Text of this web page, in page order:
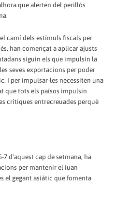
que alerten del perillós
camí dels estímuls fiscals per
han començat a aplicar ajusts
siguin els que impulsin la
seves exportacions per poder
I per impulsar-les necessiten una
que tots els països impulsin
crítiques entrecreuades perquè
7 d'aquest cap de setmana, ha
per mantenir el iuan
el gegant asiàtic que fomenta